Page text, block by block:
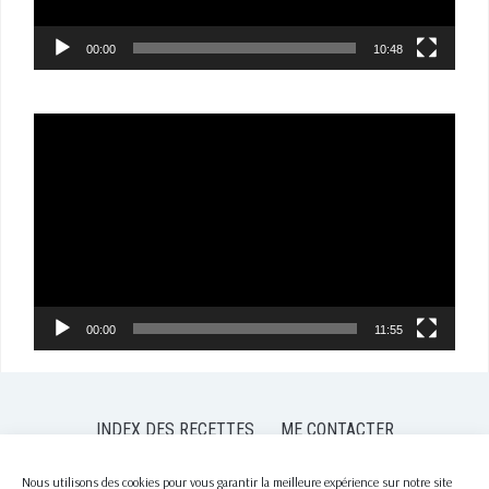
Nous utilisons des cookies pour vous garantir la meilleure expérience sur notre site
00:00 10:48
00:00 11:55
INDEX DES RECETTES
ME CONTACTER